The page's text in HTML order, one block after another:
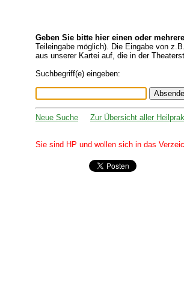
Geben Sie bitte hier einen oder
Teileingabe möglich). Die Eingabe von
aus unserer Kartei auf, die in der
Suchbegriff(e) eingeben:
Neue Suche Zur Übersicht aller
Sie sind HP und wollen sich in das